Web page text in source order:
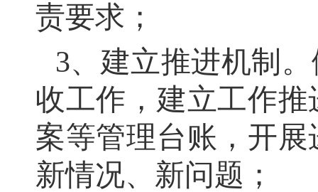
责要求；
3、建立推进机制。
收工作，建立工作
案等管理台账，开
新情况、新问题；